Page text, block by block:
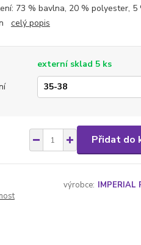
73 % bavlna, 20 % polyester, 5
celý popis
externí sklad 5 ks
Přidat do
výrobce: IMPERIAL